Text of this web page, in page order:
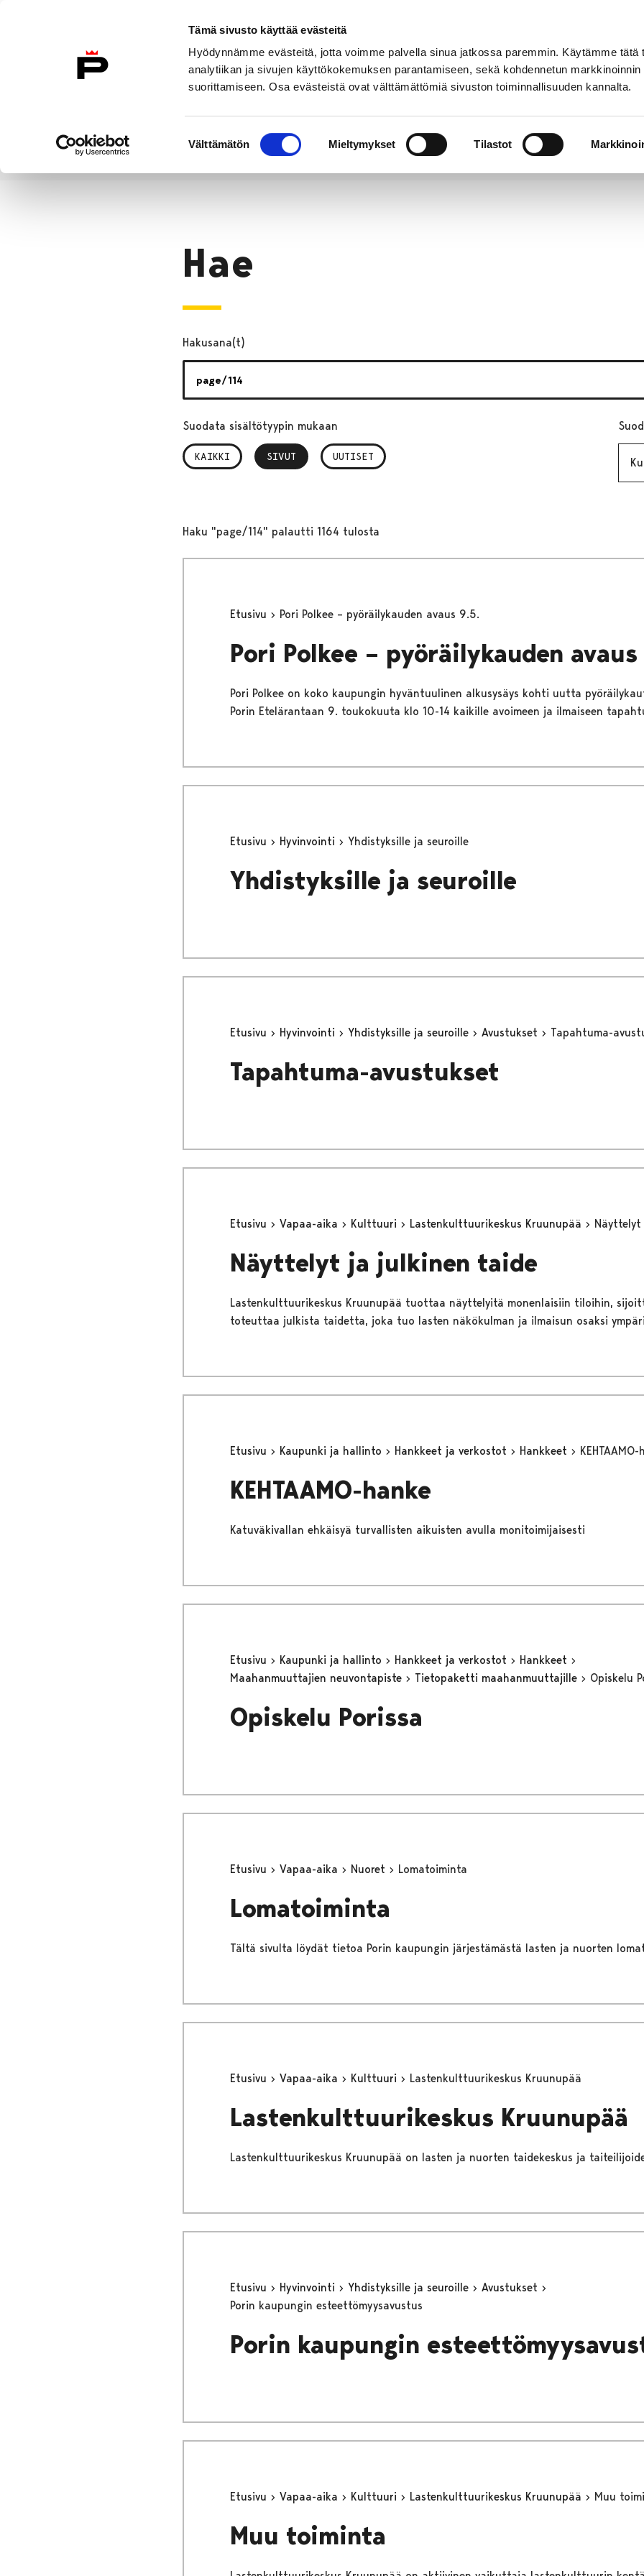
Tämä sivusto käyttää evästeitä
Hyödynnämme evästeitä, jotta voimme palvella sinua jatkossa paremmin. Käytämme tätä
analytiikan ja sivujen käyttökokemuksen parantamiseen, sekä kohdennetun markkinoinnin
suorittamiseen. Osa evästeistä ovat välttämättömiä sivuston toiminnallisuuden kannalta.
valinta
Välttämätön Mieltymykset Tilastot
Etusivulle
Etusivu
Hae
Hakusana(t)
Suodata sisältötyypin mukaan
KAIKKI SIVUT
, VALITTU UUTISET
Haku "page/114" palautti 1164 tulosta
Etusivu Pori Polkee – pyöräilykauden avaus 9.5.
Pori Polkee – pyöräilykauden
Pori Polkee on koko kaupungin hyväntuulinen alkusysäys kohti uutta
Porin Etelärantaan 9. toukokuuta klo 10-14 kaikille avoimeen ja ilmaiseen
Etusivu Hyvinvointi Yhdistyksille ja seuroille
Yhdistyksille ja seuroille
Etusivu Hyvinvointi Yhdistyksille ja seuroille Avustukset Tapahtuma-
Tapahtuma-avustukset
Etusivu Vapaa-aika Kulttuuri Lastenkulttuurikeskus Kruunupää
Näyttelyt ja julkinen taide
Lastenkulttuurikeskus Kruunupää tuottaa näyttelyitä monenlaisiin tiloihin,
toteuttaa julkista taidetta, joka tuo lasten näkökulman ja ilmaisun osaksi
Etusivu Kaupunki ja hallinto Hankkeet ja verkostot Hankkeet
KEHTAAMO-hanke
Katuväkivallan ehkäisyä turvallisten aikuisten avulla monitoimijaisesti
Etusivu Kaupunki ja hallinto Hankkeet ja verkostot
Hankkeet
Maahanmuuttajien neuvontapiste
Tietopaketti maahanmuuttajille Opiskelu
Opiskelu Porissa
Etusivu Vapaa-aika Nuoret Lomatoiminta
Lomatoiminta
Tältä sivulta löydät tietoa Porin kaupungin järjestämästä lasten ja nuorten
Etusivu Vapaa-aika Kulttuuri Lastenkulttuurikeskus Kruunupää
Lastenkulttuurikeskus Kruunupää
Lastenkulttuurikeskus Kruunupää on lasten ja nuorten taidekeskus ja
Etusivu Hyvinvointi Yhdistyksille ja seuroille
Avustukset
Porin kaupungin esteettömyysavustus
Porin kaupungin
Etusivu Vapaa-aika Kulttuuri Lastenkulttuurikeskus Kruunupää Muu
Muu toiminta